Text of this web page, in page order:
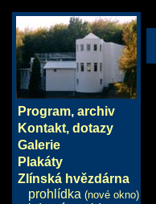
Program, archiv
Kontakt, dotazy
Galerie
Plakáty
Zlínská hvězdárna
prohlídka (nové okno)